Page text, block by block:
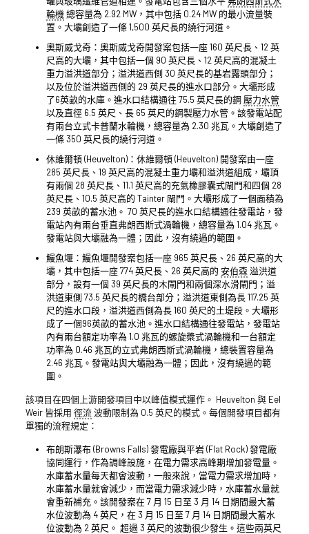
輪機總容量為 2.92 MW，其中包括 0.24 MW 的最小流量裝
置。大壩創造了一條 1,500 英尺長的繞行河道。
奧斯威戈奇：奧斯威戈奇開發案包括一座 160 英尺長、12 英
尺高的大壩，其中包括一個 90 英尺長、12 英尺高的混凝土
重力溢洪道部分；溢洪道西側 30 英尺長的基岩露頭部分；
以及位於溢洪道西側的 29 英尺長的進水口部分。大壩形成
了6英畝的水庫。進水口結構通往 75.5 英尺長的鋼 壓力水管
以及直徑 6.5 英尺、長 65 英尺的鋼製壓力水管。該發電站配
有兩台立式卡普蘭水輪機，總容量為 2.30 兆瓦。大壩創造了
一條 350 英尺長的繞行河道。
休維爾頓 (Heuvelton)：休維爾頓 (Heuvelton) 開發案由一座
285 英尺長、19 英尺高的混凝土重力壩和溢洪道組成，壩頂
有兩個 28 英尺長、11.1 英尺高的充氣橡膠囊式閘門和四個 28
英尺長、10.5 英尺高的 Tainter 閘門。大壩形成了一個面積為
239 英畝的蓄水池。 70 英尺長的進水口結構通往發電站，發
電站內有兩台垂直弗朗西斯式渦輪機，總容量為 1.04 兆瓦。
發電站與大壩融為一體；因此，沒有繞過的範圍。
鰻魚堰：鰻魚堰開發案包括一座 965 英尺長、26 英尺高的大
壩，其中包括一座 774 英尺長、26 英尺高的 安伯森 溢洪道
部分，設有一個 39 英尺長的木閘門和兩個深水滑閘門；溢
洪道東側 73.5 英尺長的橋台部分；溢洪道東側為長 117.25 英
尺的進水口段，溢洪道西側為長 160 英尺的土堤段。大壩形
成了一個96英畝的蓄水池。進水口結構通往發電站，發電站
內有兩台額定功率為 1.0 兆瓦的螺旋槳式渦輪機和一台額定
功率為 0.46 兆瓦的立式弗朗西斯式渦輪機，總裝置容量為
2.46 兆瓦。發電站與大壩融為一體；因此，沒有繞過的範
圍。
該項目在四個上游開發項目中以峰值模式運作。 Heuvelton 與 Eel
Weir 皆採用 徑流波動限制為 0.5 英尺的模式。每個開發項目都有
單獨的流程規定：
布朗斯瀑布 (Browns Falls) 發電廠與平岩 (Flat Rock) 發電廠
協同運行，作為調峰設施，在電力需求高峰期增加發電量。
水庫蓄水量每天都會波動，一般來說，當電力需求增加時，
水庫蓄水量就會減少，而當電力需求減少時，水庫蓄水量就
會重新補充。該開發案在 7 月 15 日至 3 月 14 日期間最大蓄
水位波動為 4 英尺，在 3 月 15 日至 7 月 14 日期間最大蓄水
位波動為 2 英尺。 超過 3 英尺的波動很少發生。這些兩英尺